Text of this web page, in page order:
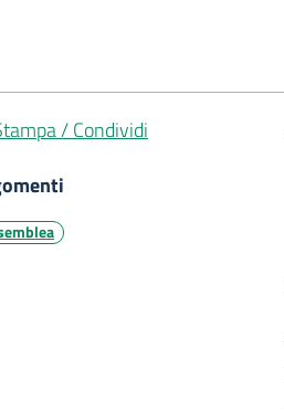
/ Condividi